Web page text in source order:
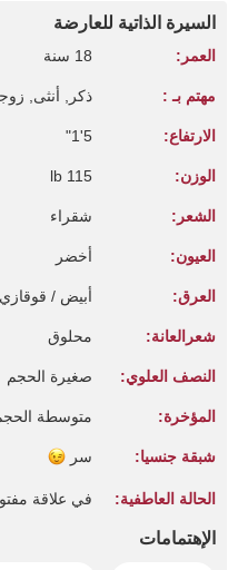
السيرة الذاتية للعارضة
العمر: 18 سنة
مهتم بـ : ذكر, أنثى,
الارتفاع: 5'1"
الوزن: 115 lb
الشعر: شقراء
العيون: أخضر
العرق: أبيض / قوقازي
شعرالعانة: محلوق
النصف العلوي: صغيرة الحجم
المؤخرة: متوسطة
شبقة جنسيا: سر
الحالة العاطفية: في علاقة
الإهتمامات